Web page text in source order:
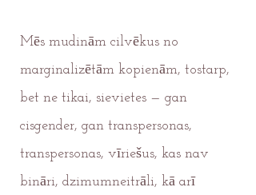
Mēs mudinām cilvēkus no
marginalizētām kopienām, tostarp,
bet ne tikai, sievietes — gan
cisgender, gan transpersonas,
transpersonas, vīriešus, kas nav
bināri, dzimumneitrāli, kā arī